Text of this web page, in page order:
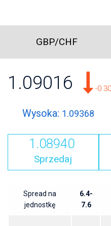
GBP/CHF
1.09016 -
Wysoka: 1.09368
1.08940
Sprzedaj
Spread na
jednostkę
6.4-
7.6